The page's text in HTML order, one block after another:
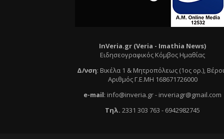
InVeria.gr (Veria - Ιmathia News)
Ειδησεογραφικός Κόμβος Ημαθίας
Δ/νση: Βικέλα 1 & Μητροπόλεως (1ος ορ.),
Αριθμός Γ.Ε.ΜΗ 168671726000
e-mail: info@inveria.gr- inveriagr@gmail.com
Τηλ. 2331 303 763 - 6942982745